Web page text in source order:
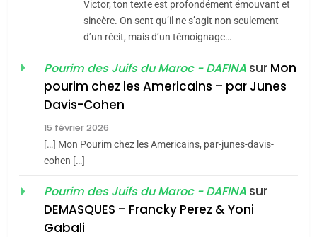
Tafraout, le miel de Tadla
Azilal consacrés produits
du terroir
DAFINA MAROC
Oeil ravageur – Vanessa
De Loya Stauber
«Tu dis génocide, je dis
guerre»: La nouvelle
Victor, ton texte est profondément émouvant et
sincère. On sent qu’il ne s’agit non seulement
d’un récit, mais d’un témoignage…
Pourim des Juifs du Maroc - DAFINA sur Mon
pourim chez les Americains – par Junes
Davis-Cohen
15 février 2026
[…] Mon Pourim chez les Americains, par-junes-davis-
cohen […]
Pourim des Juifs du Maroc - DAFINA sur
DEMASQUES – Francky Perez & Yoni
Gabali
2025, l’année la plus
d’ADL contre
l’antisémitisme
FRANCE ISRAÉL